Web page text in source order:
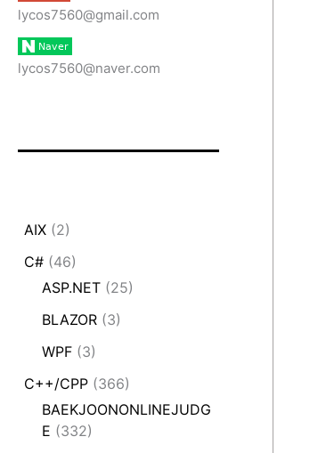
lycos7560@gmail.com
lycos7560@naver.com
AIX(2)
C#(46)
ASP.NET(25)
BLAZOR(3)
WPF(3)
C++/CPP(366)
BAEKJOONONLINEJUDG
E (332)